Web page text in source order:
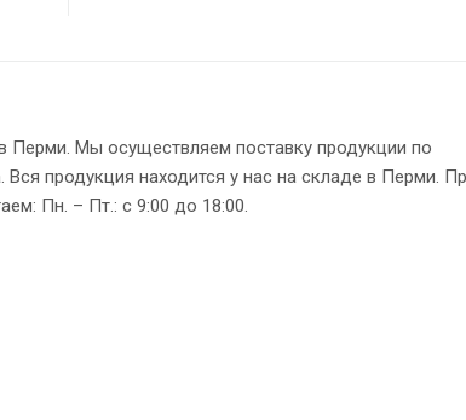
Перми. Мы осуществляем поставку продукции по
продукция находится у нас на складе в Перми.
Пн. – Пт.: с 9:00 до 18:00.